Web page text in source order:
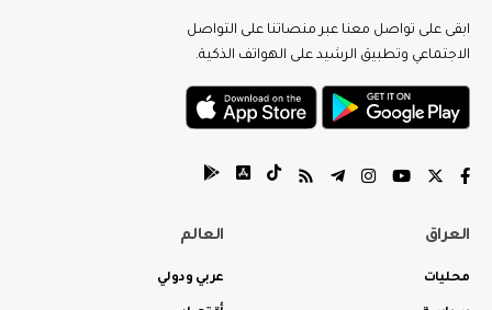
ابقى على تواصل معنا عبر منصاتنا على التواصل
الاجتماعي وتطبيق الرشيد على الهواتف الذكية.
العراق
محليات
العالم
عربي ودولي